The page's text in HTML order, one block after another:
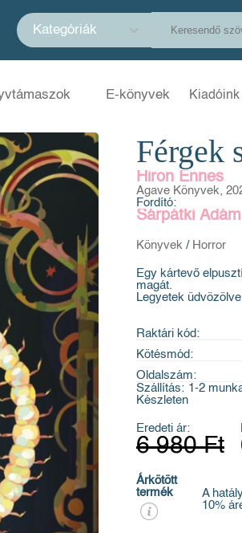
Kategóriák
E-könyvek Kiadóink
Férgek
Hiron Ennes
Agave Könyvek,
Fordító:
Sárpátki Ádám
Könyvek / Horror
Egy kártevő
magát.
Legyetek
Raktári kód:
Kötésmód:
Oldalszám:
Szállítás: 1-2
Készleten
Eredeti ár:
6 980 Ft
Árkötött
termék
A
10%